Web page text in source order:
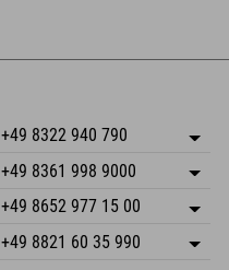
+49 8322 940 790
Enregistrer l'adresse
Réservation
+49 8361 998 9000
Enregistrer l'adresse
Réservation
+49 8652 977 15 00
Enregistrer l'adresse
+49 8821 60 35 990